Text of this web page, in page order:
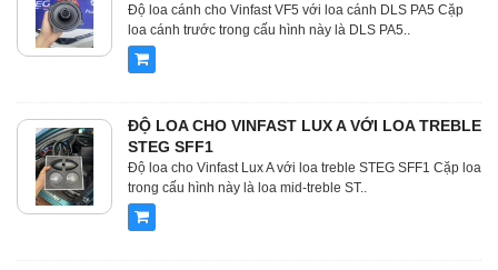
Độ loa cánh cho Vinfast VF5 với loa cánh DLS PA5 Cặp
loa cánh trước trong cấu hình này là DLS PA5..
ĐỘ LOA CHO VINFAST LUX A VỚI LOA TREBLE
STEG SFF1
Độ loa cho Vinfast Lux A với loa treble STEG SFF1 Cặp loa
trong cấu hình này là loa mid-treble ST..